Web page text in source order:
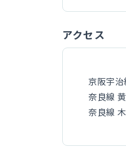
アクセス
京阪宇
奈良線
奈良線